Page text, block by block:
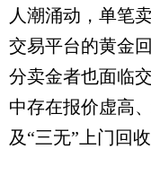
人潮涌动，单笔
交易平台的黄金
分卖金者也面临
中存在报价虚高
及“三无”上门回